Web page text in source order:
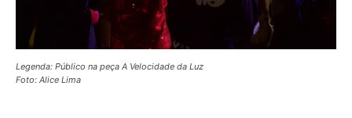
Legenda: Público na peça A Velocidade da Luz
Foto: Alice Lima